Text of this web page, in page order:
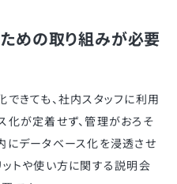
めの取り組みが必要
きても、社内スタッフに利用
化が定着せず、管理がおろそ
にデータベース化を浸透させ
ットや使い方に関する説明会